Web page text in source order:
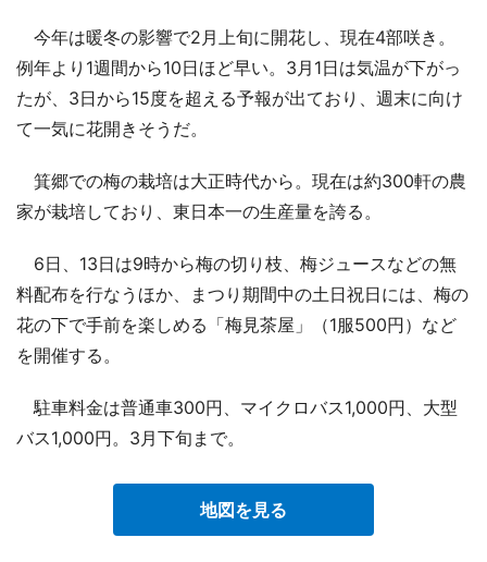
今年は暖冬の影響で2月上旬に開花し、現在4部咲き。
例年より1週間から10日ほど早い。3月1日は気温が下がっ
たが、3日から15度を超える予報が出ており、週末に向け
て一気に花開きそうだ。
箕郷での梅の栽培は大正時代から。現在は約300軒の農
家が栽培しており、東日本一の生産量を誇る。
6日、13日は9時から梅の切り枝、梅ジュースなどの無
料配布を行なうほか、まつり期間中の土日祝日には、梅の
花の下で手前を楽しめる「梅見茶屋」（1服500円）など
を開催する。
駐車料金は普通車300円、マイクロバス1,000円、大型
バス1,000円。3月下旬まで。
地図を見る